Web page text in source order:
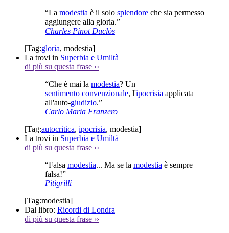
“La modestia è il solo splendore che sia permesso
aggiungere alla gloria.”
Charles Pinot Duclós
[Tag:gloria, modestia]
La trovi in Superbia e Umiltà
di più su questa frase ››
“Che è mai la modestia? Un
sentimento convenzionale, l'ipocrisia applicata
all'auto-giudizio.”
Carlo Maria Franzero
[Tag:autocritica, ipocrisia, modestia]
La trovi in Superbia e Umiltà
di più su questa frase ››
“Falsa modestia... Ma se la modestia è sempre
falsa!”
Pitigrilli
[Tag:modestia]
Dal libro: Ricordi di Londra
di più su questa frase ››